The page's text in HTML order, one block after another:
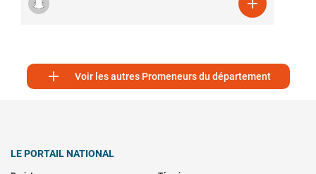

 Voir les autres Promeneurs du département
LE PORTAIL NATIONAL